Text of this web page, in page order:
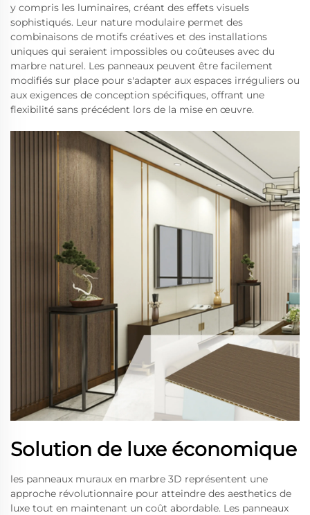
y compris les luminaires, créant des effets visuels
sophistiqués. Leur nature modulaire permet des
combinaisons de motifs créatives et des installations
uniques qui seraient impossibles ou coûteuses avec du
marbre naturel. Les panneaux peuvent être facilement
modifiés sur place pour s'adapter aux espaces irréguliers ou
aux exigences de conception spécifiques, offrant une
flexibilité sans précédent lors de la mise en œuvre.
Solution de luxe économique
les panneaux muraux en marbre 3D représentent une
approche révolutionnaire pour atteindre des aesthetics de
luxe tout en maintenant un coût abordable. Les panneaux